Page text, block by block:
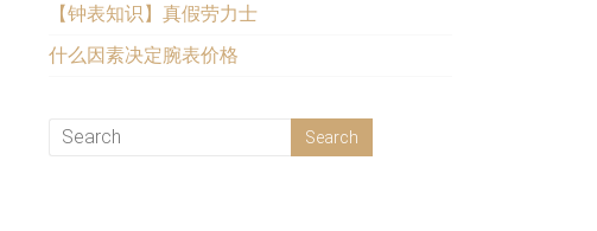
【钟表知识】真假劳力士
什么因素决定腕表价格